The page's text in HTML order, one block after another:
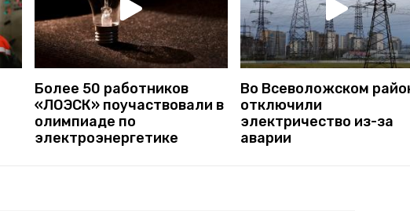
Более 50 работников
«ЛОЭСК» поучаствовали в
олимпиаде по
электроэнергетике
Во Всеволожском
отключили
электричество из-за
аварии